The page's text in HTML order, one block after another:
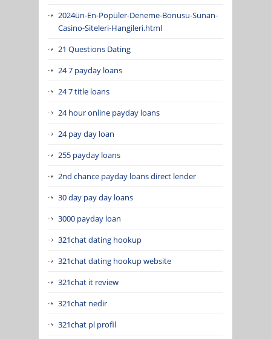
2024ün-En-Popüler-Deneme-Bonusu-Sunan-
Casino-Siteleri-Hangileri.html
21 Questions Dating
24 7 payday loans
24 7 title loans
24 hour online payday loans
24 pay day loan
255 payday loans
2nd chance payday loans direct lender
30 day pay day loans
3000 payday loan
321chat dating hookup
321chat dating hookup website
321chat it review
321chat nedir
321chat pl profil